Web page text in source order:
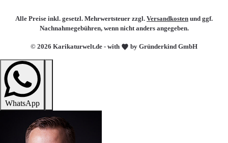
© 2026 Karikaturwelt.de - with by Gründerkind GmbH
Alle Preise inkl. gesetzl. Mehrwertsteuer zzgl. Versandkosten und ggf.
Nachnahmegebühren, wenn nicht anders angegeben.
WhatsApp